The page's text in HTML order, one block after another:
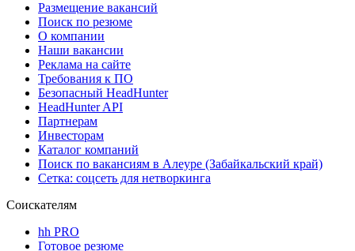
Размещение вакансий
Поиск по резюме
О компании
Наши вакансии
Реклама на сайте
Требования к ПО
Безопасный HeadHunter
HeadHunter API
Партнерам
Инвесторам
Каталог компаний
Поиск по вакансиям в Алеуре (Забайкальский край)
Сетка: соцсеть для нетворкинга
Соискателям
hh PRO
Готовое резюме